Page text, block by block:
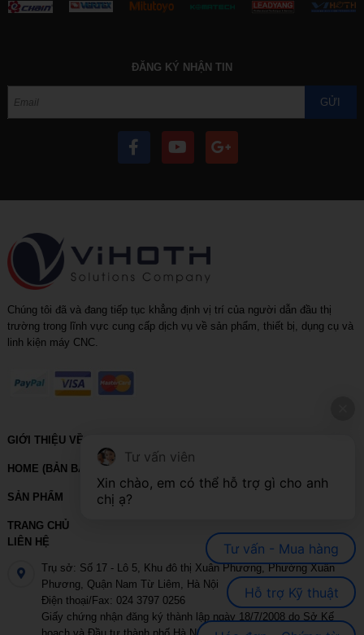
ĐĂNG KÝ NHẬN TIN
GỬI
Chúng tôi đã và đang tiếp tục khẳng định vị trí của người dẫn đầu thị
trường trong lĩnh vực cung cấp dịch vụ về sản phẩm, thiết bị, dụng cụ và
linh kiện máy CNC.
GIỚI THIỆU VỀ VIHOTH
HOME (BẢN BACKUP – VUI LÒNG KHÔNG SỬA XÓA)
SẢN PHẨM
TRANG CHỦ
LIÊN HỆ
Trụ sở: Số 17 - Lô 5, Khu đô thị Xuân Phương, Phường Xuân
Phương, Quận Nam Từ Liêm, Hà Nội
Điện thoại/Fax: 024 3797 0256
Giấy chứng nhận đăng ký thành lập ngày 18/7/2008 do Sở Kế
Tư vấn viên
Xin chào, em có thể hỗ trợ gì cho anh
chị ạ?
Tư vấn - Mua hàng
Hỗ trợ Kỹ thuật